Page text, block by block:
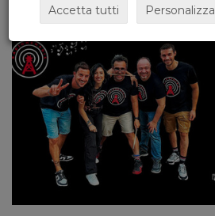
Accetta tutti Personalizza